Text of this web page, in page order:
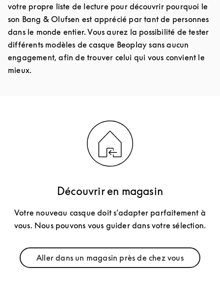
votre propre liste de lecture pour découvrir pourquoi le
son Bang & Olufsen est apprécié par tant de personnes
dans le monde entier. Vous aurez la possibilité de tester
différents modèles de casque Beoplay sans aucun
engagement, afin de trouver celui qui vous convient le
mieux.
Découvrir en magasin
Votre nouveau casque doit s’adapter parfaitement à
vous. Nous pouvons vous guider dans votre sélection.
Aller dans un magasin près de chez vous
Link Opens in New Tab